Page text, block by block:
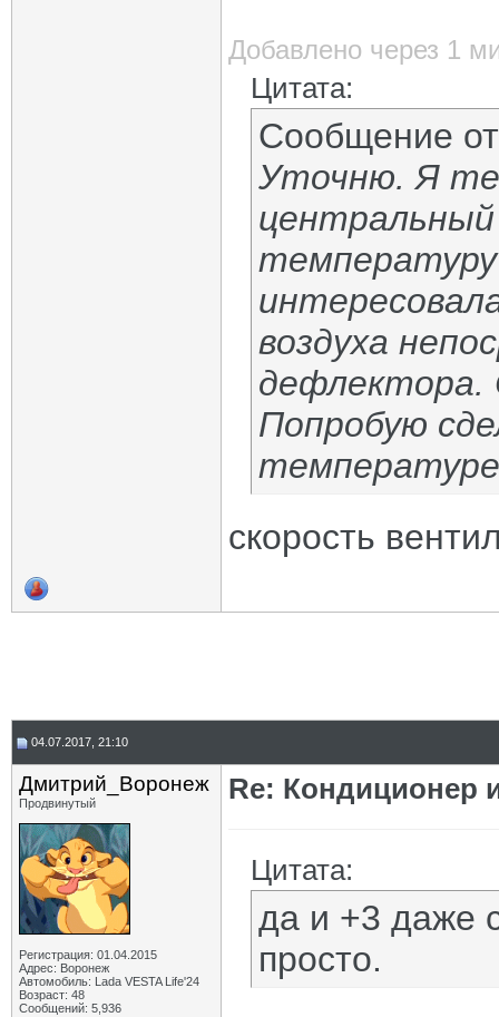
Добавлено через 1
Цитата:
Сообщение
Уточню. Я
температуру
воздуха
дефлектора.
Попробую
скорость
04.07.2017, 21:10
Дмитрий_Воронеж
Продвинутый
Регистрация: 01.04.2015
Адрес: Воронеж
Автомобиль: Lada VESTA Life'24
Возраст: 48
Сообщений: 5,936
Re: Кондиционер
Цитата:
да и +3 даже
просто.